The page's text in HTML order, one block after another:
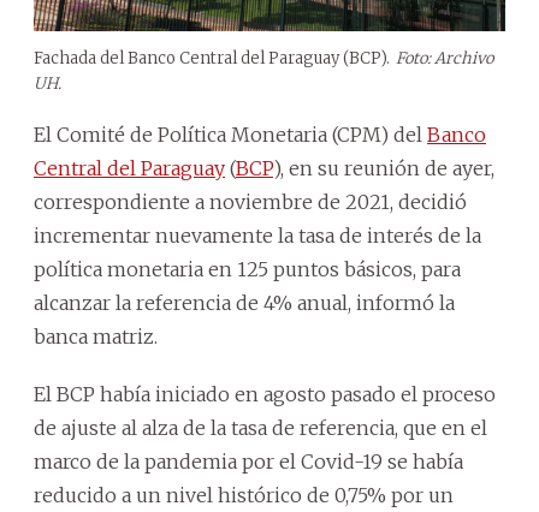
Fachada del Banco Central del Paraguay (BCP). Foto: Archivo
UH.
El Comité de Política Monetaria (CPM) del Banco
Central del Paraguay (BCP), en su reunión de ayer,
correspondiente a noviembre de 2021, decidió
incrementar nuevamente la tasa de interés de la
política monetaria en 125 puntos básicos, para
alcanzar la referencia de 4% anual, informó la
banca matriz.
El BCP había iniciado en agosto pasado el proceso
de ajuste al alza de la tasa de referencia, que en el
marco de la pandemia por el Covid-19 se había
reducido a un nivel histórico de 0,75% por un